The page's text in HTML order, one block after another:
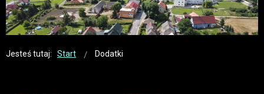
Jesteś tutaj: Start Dodatki